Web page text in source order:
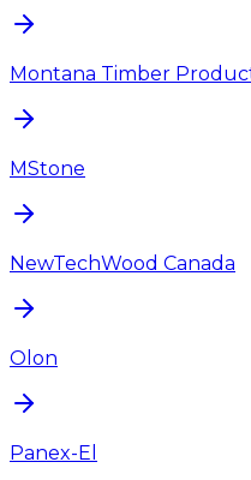
Montana Timber
MStone
NewTechWood Canada
Olon
Panex-El